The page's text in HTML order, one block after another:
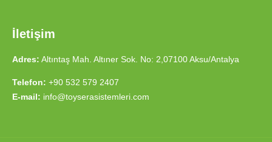
İletişim
Adres: Altıntaş Mah. Altıner Sok. No: 2,07100 Aksu/Antalya
Telefon: +90 532 579 2407
E-mail: info@toyserasistemleri.com